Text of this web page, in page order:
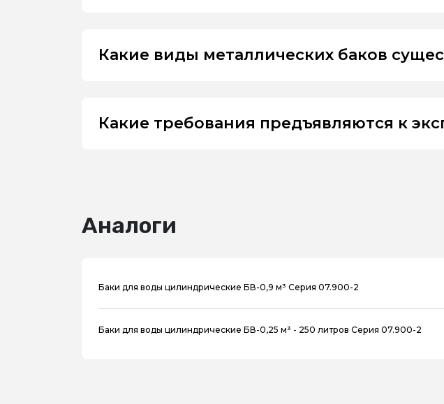
Какие виды металлических баков
Какие требования предъявляются к
Аналоги
Баки для воды цилиндрические БВ-0,9 м³ Серия 07.900-2
Баки для воды цилиндрические БВ-0,25 м³ - 250 литров Серия 07.900-2